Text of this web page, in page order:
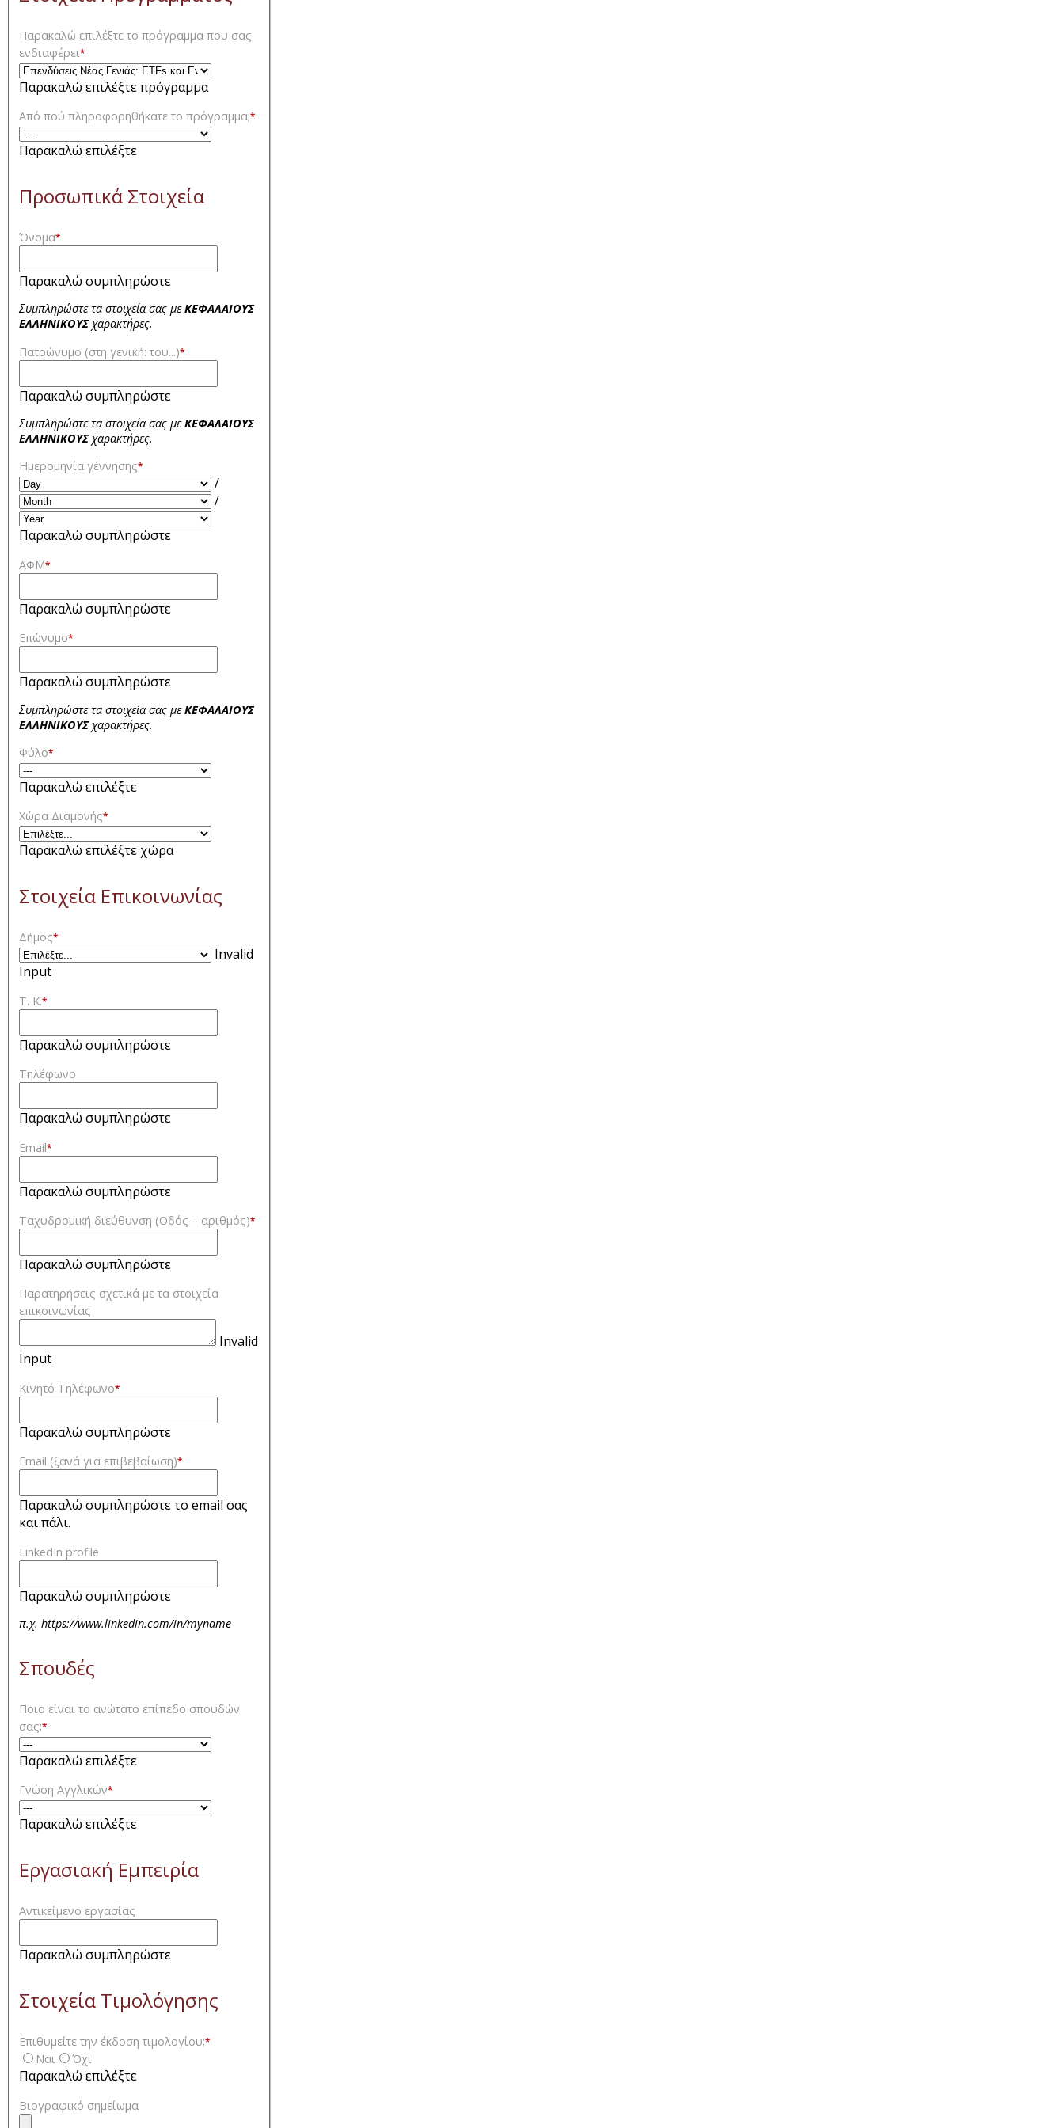
Παρακαλώ επιλέξτε το πρόγραμμα που σας
ενδιαφέρει*
Παρακαλώ επιλέξτε πρόγραμμα
Από πού πληροφορηθήκατε το πρόγραμμα;*
Παρακαλώ επιλέξτε
Προσωπικά Στοιχεία
Όνομα*
Παρακαλώ συμπληρώστε
Συμπληρώστε τα στοιχεία σας μεΚΕΦΑΛΑΙΟΥΣ
ΕΛΛΗΝΙΚΟΥΣχαρακτήρες.
Πατρώνυμο (στη γενική: του...)*
Παρακαλώ συμπληρώστε
Συμπληρώστε τα στοιχεία σας μεΚΕΦΑΛΑΙΟΥΣ
ΕΛΛΗΝΙΚΟΥΣχαρακτήρες.
Ημερομηνία γέννησης*
/
/
Παρακαλώ συμπληρώστε
ΑΦΜ*
Παρακαλώ συμπληρώστε
Επώνυμο*
Παρακαλώ συμπληρώστε
Συμπληρώστε τα στοιχεία σας μεΚΕΦΑΛΑΙΟΥΣ
ΕΛΛΗΝΙΚΟΥΣχαρακτήρες.
Φύλο*
Παρακαλώ επιλέξτε
Χώρα Διαμονής*
Παρακαλώ επιλέξτε χώρα
Στοιχεία Επικοινωνίας
Δήμος*
Invalid
Input
Τ. Κ.*
Παρακαλώ συμπληρώστε
Τηλέφωνο
Παρακαλώ συμπληρώστε
Email*
Παρακαλώ συμπληρώστε
Ταχυδρομική διεύθυνση (Οδός – αριθμός)*
Παρακαλώ συμπληρώστε
Παρατηρήσεις σχετικά με τα στοιχεία
επικοινωνίας
Invalid
Input
Κινητό Τηλέφωνο*
Παρακαλώ συμπληρώστε
Email (ξανά για επιβεβαίωση)*
Παρακαλώ συμπληρώστε το email σας
και πάλι.
LinkedIn profile
Παρακαλώ συμπληρώστε
π.χ. https://www.linkedin.com/in/myname
Σπουδές
Ποιο είναι το ανώτατο επίπεδο σπουδών
σας;*
Παρακαλώ επιλέξτε
Γνώση Αγγλικών*
Παρακαλώ επιλέξτε
Εργασιακή Εμπειρία
Αντικείμενο εργασίας
Παρακαλώ συμπληρώστε
Στοιχεία Τιμολόγησης
Επιθυμείτε την έκδοση τιμολογίου;*
Ναι Όχι
Παρακαλώ επιλέξτε
Βιογραφικό σημείωμα